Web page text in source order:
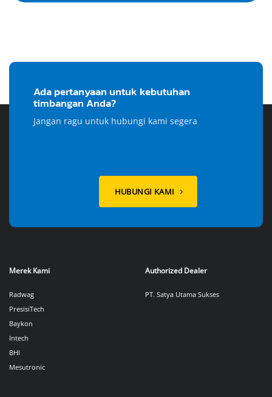
Ada pertanyaan untuk kebutuhan
timbangan Anda?
Jangan ragu untuk hubungi kami segera
HUBUNGI KAMI
Merek Kami
Radwag
PresisiTech
Baykon
Intech
BHI
Mesutronic
Authorized Dealer
PT. Satya Utama Sukses